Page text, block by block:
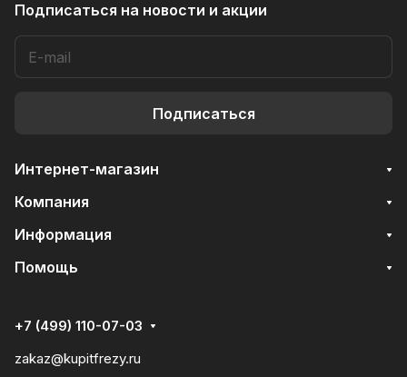
Подписаться на новости и акции
Подписаться
Интернет-магазин
Компания
Информация
Помощь
+7 (499) 110-07-03
zakaz@kupitfrezy.ru